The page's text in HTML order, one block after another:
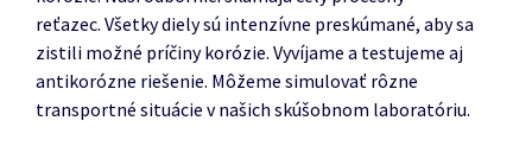
reťazec. Všetky diely sú intenzívne preskúmané, aby sa
zistili možné príčiny korózie. Vyvíjame a testujeme aj
antikorózne riešenie. Môžeme simulovať rôzne
transportné situácie v našich skúšobnom laboratóriu.